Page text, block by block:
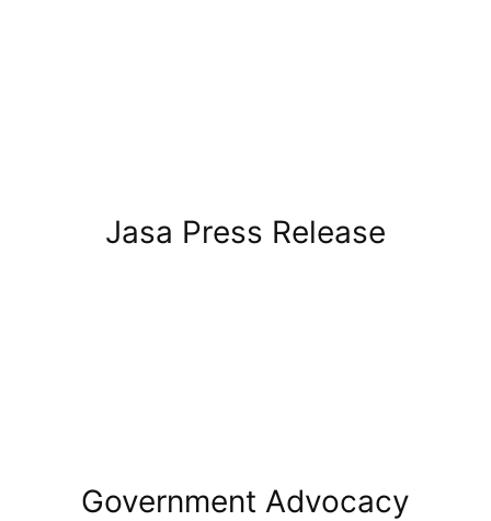
Jasa Press Release
Government Advocacy